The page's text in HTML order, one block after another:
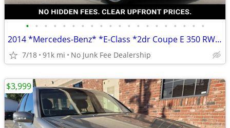
• • • • • • • • • • • • • • • • • • • •
2014 *Mercedes-Benz* *E-Class *2dr Coupe E 350 RWD* Pol
7/18 91k mi No Junk Fee Dealership
$3,999